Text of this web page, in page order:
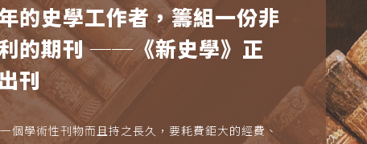
的史學工作者，籌組一份非
的期刊 ──《新史學》正
刊
個學術性刊物而且持之長久，要耗費鉅大的經費、